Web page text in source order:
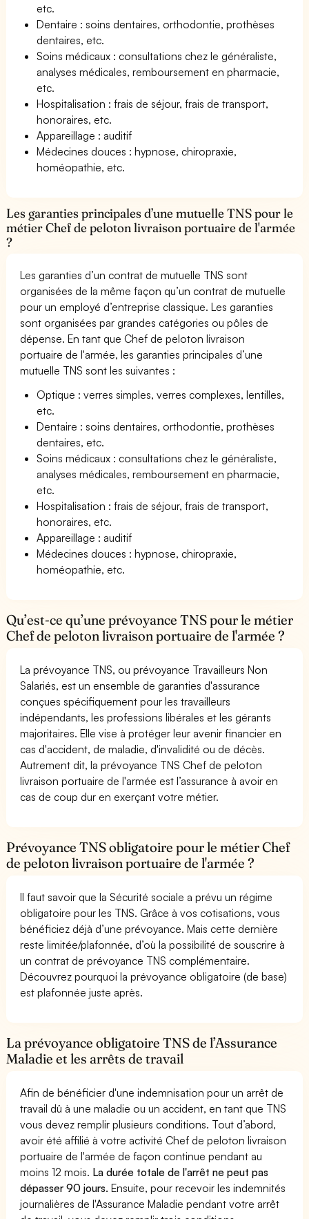
etc.
Dentaire : soins dentaires, orthodontie, prothèses
dentaires, etc.
Soins médicaux : consultations chez le généraliste,
analyses médicales, remboursement en pharmacie,
etc.
Hospitalisation : frais de séjour, frais de transport,
honoraires, etc.
Appareillage : auditif
Médecines douces : hypnose, chiropraxie,
homéopathie, etc.
Les garanties principales d’une mutuelle TNS pour le
métier Chef de peloton livraison portuaire de l'armée
?
Les garanties d’un contrat de mutuelle TNS sont
organisées de la même façon qu’un contrat de mutuelle
pour un employé d’entreprise classique. Les garanties
sont organisées par grandes catégories ou pôles de
dépense. En tant que Chef de peloton livraison
portuaire de l'armée, les garanties principales d’une
mutuelle TNS sont les suivantes :
Optique : verres simples, verres complexes, lentilles,
etc.
Dentaire : soins dentaires, orthodontie, prothèses
dentaires, etc.
Soins médicaux : consultations chez le généraliste,
analyses médicales, remboursement en pharmacie,
etc.
Hospitalisation : frais de séjour, frais de transport,
honoraires, etc.
Appareillage : auditif
Médecines douces : hypnose, chiropraxie,
homéopathie, etc.
Qu’est-ce qu’une prévoyance TNS pour le métier
Chef de peloton livraison portuaire de l'armée ?
La prévoyance TNS, ou prévoyance Travailleurs Non
Salariés, est un ensemble de garanties d'assurance
conçues spécifiquement pour les travailleurs
indépendants, les professions libérales et les gérants
majoritaires. Elle vise à protéger leur avenir financier en
cas d'accident, de maladie, d'invalidité ou de décès.
Autrement dit, la prévoyance TNS Chef de peloton
livraison portuaire de l'armée est l’assurance à avoir en
cas de coup dur en exerçant votre métier.
Prévoyance TNS obligatoire pour le métier Chef
de peloton livraison portuaire de l'armée ?
Il faut savoir que la Sécurité sociale a prévu un régime
obligatoire pour les TNS. Grâce à vos cotisations, vous
bénéficiez déjà d’une prévoyance. Mais cette dernière
reste limitée/plafonnée, d’où la possibilité de souscrire à
un contrat de prévoyance TNS complémentaire.
Découvrez pourquoi la prévoyance obligatoire (de base)
est plafonnée juste après.
La prévoyance obligatoire TNS de l’Assurance
Maladie et les arrêts de travail
Afin de bénéficier d'une indemnisation pour un arrêt de
travail dû à une maladie ou un accident, en tant que TNS
vous devez remplir plusieurs conditions. Tout d’abord,
avoir été affilié à votre activité Chef de peloton livraison
portuaire de l'armée de façon continue pendant au
moins 12 mois. La durée totale de l'arrêt ne peut pas
dépasser 90 jours. Ensuite, pour recevoir les indemnités
journalières de l'Assurance Maladie pendant votre arrêt